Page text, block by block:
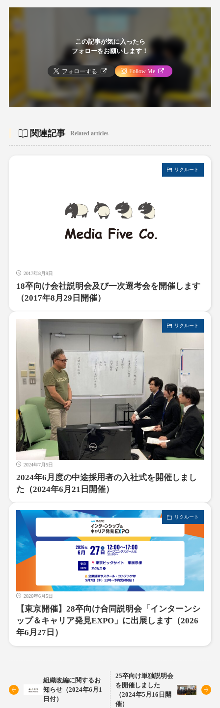
この記事が気に入ったら
フォローをお願いします！
フォローする Follow Me
関連記事 Related articles
リクルート
2017年8月9日
18卒向け会社説明会及び一次選考会を開催します
（2017年8月29日開催）
リクルート
2024年7月5日
2024年6月度の中途採用者の入社式を開催しまし
た（2024年6月21日開催）
リクルート
2026年6月5日
【東京開催】28卒向け合同説明会「インターンシ
ップ＆キャリア発見EXPO」に出展します（2026
年6月27日）
組織改編に関するお
知らせ（2024年6月1
日付）
25卒向け単独説明会
を開催しました
（2024年5月16日開
催）